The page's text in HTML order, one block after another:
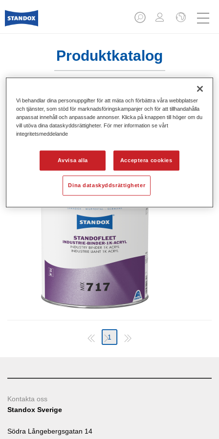
Produktkatalog
Standofleet Industry Binder 1K Acryl
Mix 717
Artikelnummer
Produktnummer 4024669916317
Mer information
1
Kontakta oss
Standox Sverige
Södra Långebergsgatan 14
Vi behandlar dina personuppgifter för att mäta och förbättra våra webbplatser
och tjänster, som stöd för marknadsföringskampanjer och för att tillhandahålla
anpassat innehåll och anpassade annonser. Klicka på knappen till höger om du
vill utöva dina dataskyddsrättigheter. För mer information se vårt
integritetsmeddelande
Avvisa alla Acceptera cookies
Dina dataskyddsrättigheter